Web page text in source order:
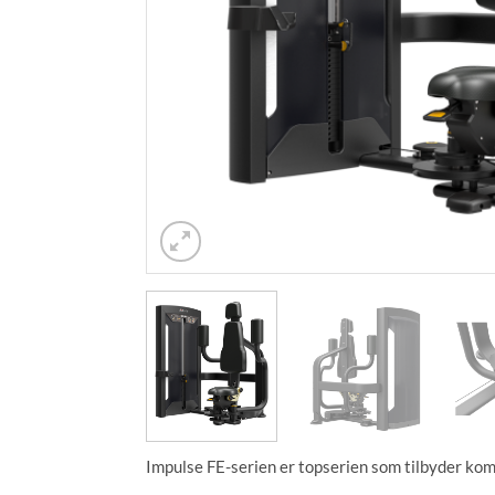
Impulse FE-serien er topserien som tilbyder